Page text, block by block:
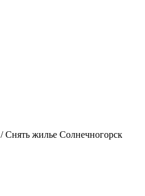
/ Снять жилье Солнечногорск